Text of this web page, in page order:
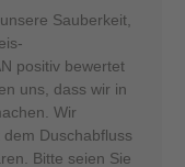
Sauberkeit,
positiv bewertet
uns, dass wir in
Wir
Duschabfluss
Bitte seien Sie